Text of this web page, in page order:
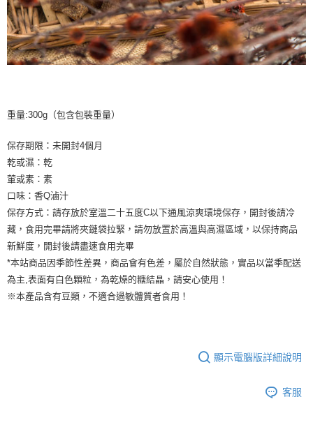
重量:300g（包含包裝重量）
保存期限：未開封4個月
乾或濕：乾
葷或素：素
口味：香Q滷汁
保存方式：請存放於室溫二十五度C以下通風涼爽環境保存，開封後請冷
藏，食用完畢請將夾鏈袋拉緊，請勿放置於高溫與高濕區域，以保持商品
新鮮度，開封後請盡速食用完畢
*本站商品因季節性差異，商品會有色差，屬於自然狀態，實品以當季配送
為主,表面有白色顆粒，為乾燥的糖結晶，請安心使用！
※本產品含有豆類，不適合過敏體質者食用！
顯示電腦版詳細說明
客服